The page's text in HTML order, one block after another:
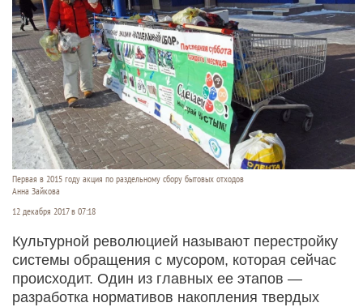
Первая в 2015 году акция по раздельному сбору бытовых отходов
Анна Зайкова
12 декабря 2017 в 07:18
Культурной революцией называют перестройку
системы обращения с мусором, которая сейчас
происходит. Один из главных ее этапов —
разработка нормативов накопления твердых